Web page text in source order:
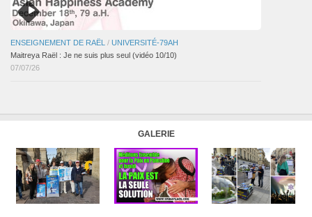
ENSEIGNEMENT DE RAËL / UNIVERSITÉ-79AH
Maitreya Raël : Je ne suis plus seul (vidéo 10/10)
07/07/26
GALERIE